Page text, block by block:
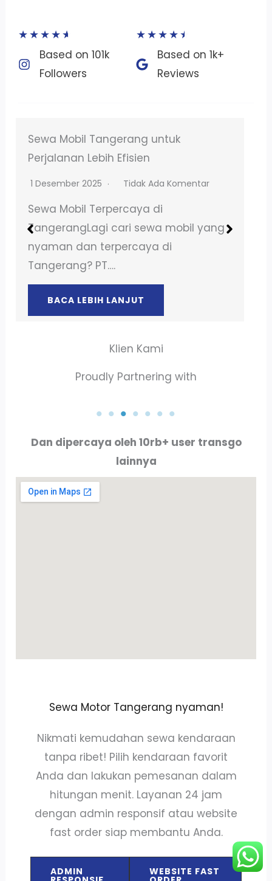
★★★★★
Based on 101k
Followers​
★★★★★
Based on 1k+
Reviews​
Sewa Motor Vario Hanya 120 Ribu di
BSD City No DP 2025
9 September 2025 Tidak Ada Komentar
Sewa Motor Terpercaya di BSD
TangerangLagi cari sewa motor yang
nyaman dan terpercaya di BSD…
BACA LEBIH LANJUT
Klien Kami
Proudly Partnering with
Dan dipercaya oleh 10rb+ user transgo
lainnya
Sewa Motor Tangerang nyaman!
Nikmati kemudahan sewa kendaraan
tanpa ribet! Pilih kendaraan favorit
Anda dan lakukan pemesanan dalam
hitungan menit. Layanan 24 jam
dengan admin responsif atau website
fast order siap membantu Anda.
ADMIN WEBSITE FAST